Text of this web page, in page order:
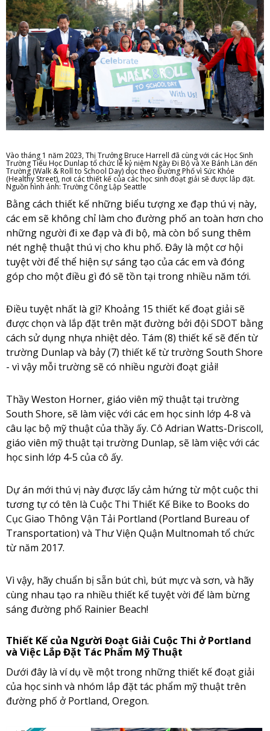
Vào tháng 1 năm 2023, Thị Trưởng Bruce Harrell đã cùng với các Học Sinh
Trường Tiểu Học Dunlap tổ chức lễ kỷ niệm Ngày Đi Bộ và Xe Bánh Lăn đến
Trường (Walk & Roll to School Day) dọc theo Đường Phố vì Sức Khỏe
(Healthy Street), nơi các thiết kế của các học sinh đoạt giải sẽ được lắp đặt.
Nguồn hình ảnh: Trường Công Lập Seattle
Bằng cách thiết kế những biểu tượng xe đạp thú vị này,
các em sẽ không chỉ làm cho đường phố an toàn hơn cho
những người đi xe đạp và đi bộ, mà còn bổ sung thêm
nét nghệ thuật thú vị cho khu phố. Đây là một cơ hội
tuyệt vời để thể hiện sự sáng tạo của các em và đóng
góp cho một điều gì đó sẽ tồn tại trong nhiều năm tới.
Điều tuyệt nhất là gì? Khoảng 15 thiết kế đoạt giải sẽ
được chọn và lắp đặt trên mặt đường bởi đội SDOT bằng
cách sử dụng nhựa nhiệt dẻo. Tám (8) thiết kế sẽ đến từ
trường Dunlap và bảy (7) thiết kế từ trường South Shore
- vì vậy mỗi trường sẽ có nhiều người đoạt giải!
Thầy Weston Horner, giáo viên mỹ thuật tại trường
South Shore, sẽ làm việc với các em học sinh lớp 4-8 và
câu lạc bộ mỹ thuật của thầy ấy. Cô Adrian Watts-Driscoll,
giáo viên mỹ thuật tại trường Dunlap, sẽ làm việc với các
học sinh lớp 4-5 của cô ấy.
Dự án mới thú vị này được lấy cảm hứng từ một cuộc thi
tương tự có tên là Cuộc Thi Thiết Kế Bike to Books do
Cục Giao Thông Vận Tải Portland (Portland Bureau of
Transportation) và Thư Viện Quận Multnomah tổ chức
từ năm 2017.
Vì vậy, hãy chuẩn bị sẵn bút chì, bút mực và sơn, và hãy
cùng nhau tạo ra nhiều thiết kế tuyệt vời để làm bừng
sáng đường phố Rainier Beach!
Thiết Kế của Người Đoạt Giải Cuộc Thi ở Portland
và Việc Lắp Đặt Tác Phẩm Mỹ Thuật
Dưới đây là ví dụ về một trong những thiết kế đoạt giải
của học sinh và nhóm lắp đặt tác phẩm mỹ thuật trên
đường phố ở Portland, Oregon.